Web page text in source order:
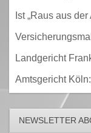
Ist „Raus aus
Landgericht
Amtsgericht
NEWSLETTER